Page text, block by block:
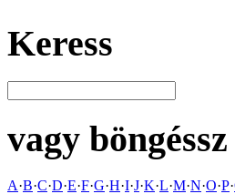
Keress
vagy böngéssz
A·B·C·D·E·F·G·H·I·J·K·L·M·N·O·P·